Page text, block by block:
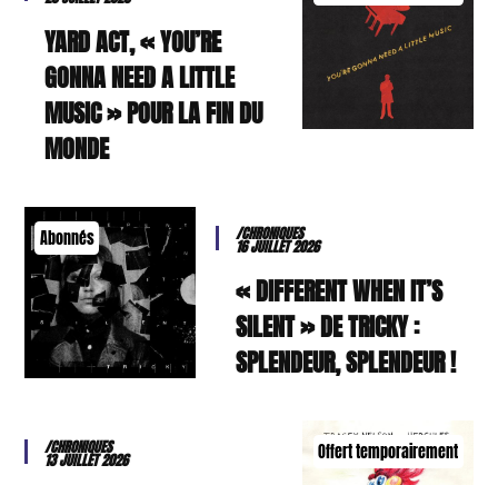
YARD ACT, « YOU’RE
GONNA NEED A LITTLE
MUSIC » POUR LA FIN DU
MONDE
Abonnés /CHRONIQUES
16 JUILLET 2026
« DIFFERENT WHEN IT’S
SILENT » DE TRICKY :
SPLENDEUR, SPLENDEUR !
Offert temporairement
/CHRONIQUES
13 JUILLET 2026